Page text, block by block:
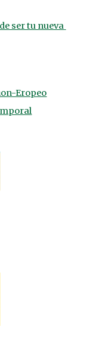
ser tu nueva
Eropeo